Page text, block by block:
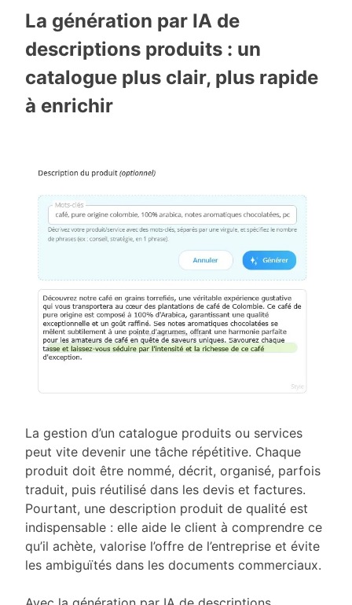
La génération par IA de
descriptions produits : un
catalogue plus clair, plus rapide
à enrichir
La gestion d’un catalogue produits ou services
peut vite devenir une tâche répétitive. Chaque
produit doit être nommé, décrit, organisé, parfois
traduit, puis réutilisé dans les devis et factures.
Pourtant, une description produit de qualité est
indispensable : elle aide le client à comprendre ce
qu’il achète, valorise l’offre de l’entreprise et évite
les ambiguïtés dans les documents commerciaux.